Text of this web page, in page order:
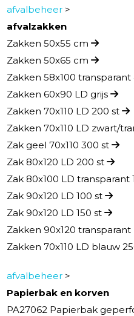
afvalbeheer >
afvalzakken
Zakken 50x55 cm
Zakken 50x65 cm
Zakken 58x100
Zakken 60x90 LD grijs
Zakken 70x110 LD 200 st
Zakken 70x110 LD zwart/
Zak geel 70x110 300 st
Zak 80x120 LD 200 st
Zak 80x100 LD transparant
Zak 90x120 LD 100 st
Zak 90x120 LD 150 st
Zakken 90x120
Zakken 70x110 LD blauw
afvalbeheer >
Papierbak en korven
PA27062 Papierbak